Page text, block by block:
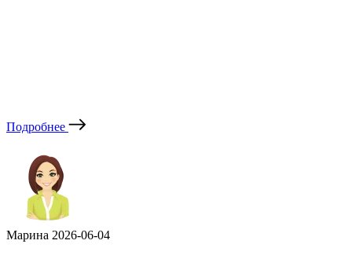
Подробнее
Марина 2026-06-04